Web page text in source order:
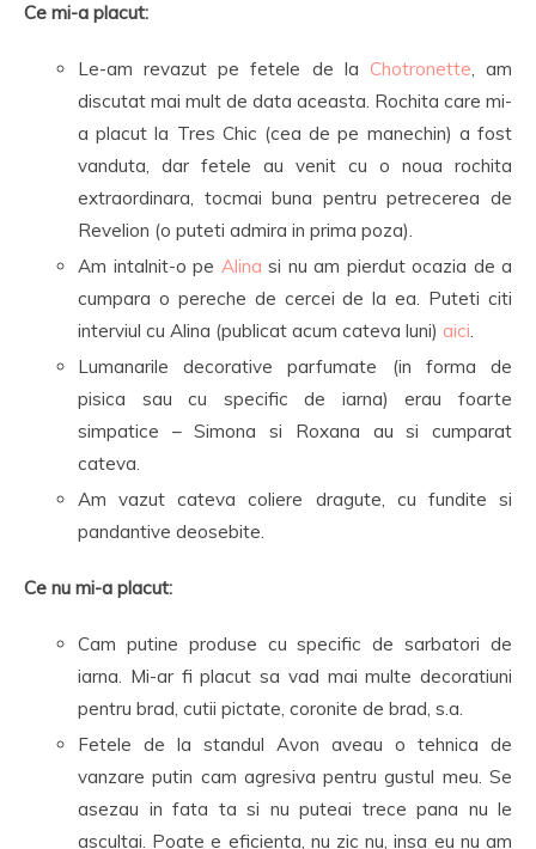
Ce mi-a placut:
Le-am revazut pe fetele de la Chotronette, am
discutat mai mult de data aceasta. Rochita care mi-
a placut la Tres Chic (cea de pe manechin) a fost
vanduta, dar fetele au venit cu o noua rochita
extraordinara, tocmai buna pentru petrecerea de
Revelion (o puteti admira in prima poza).
Am intalnit-o pe Alina si nu am pierdut ocazia de a
cumpara o pereche de cercei de la ea. Puteti citi
interviul cu Alina (publicat acum cateva luni) aici.
Lumanarile decorative parfumate (in forma de
pisica sau cu specific de iarna) erau foarte
simpatice – Simona si Roxana au si cumparat
cateva.
Am vazut cateva coliere dragute, cu fundite si
pandantive deosebite.
Ce nu mi-a placut:
Cam putine produse cu specific de sarbatori de
iarna. Mi-ar fi placut sa vad mai multe decoratiuni
pentru brad, cutii pictate, coronite de brad, s.a.
Fetele de la standul Avon aveau o tehnica de
vanzare putin cam agresiva pentru gustul meu. Se
asezau in fata ta si nu puteai trece pana nu le
ascultai. Poate e eficienta, nu zic nu, insa eu nu am